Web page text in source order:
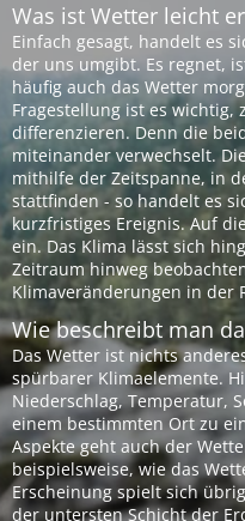
Was ist Wetter leicht
Einfach gesagt, handelt es
der uns umgibt. Es regnet,
häufig auch das Wetter
Fragestellung ist es wichtig,
differenzieren. Denn die
miteinander verwechselt.
mithilfe der Zeitspanne, in
stattfinden - so handelt es
kurzfristiges Ereignis. Auf
ein. Das Klima lässt sich
Zeitraum hinweg
Klimaveränderungen in der
Wie beschreibt man
Das Wetter ist nichts
spürbarer Klimaelemente.
Niederschlag, Temperatur,
einem bestimmten Ort zu
Aspekte geht auch der
beispielsweise, wie das
Erscheinung spielt sich
der untersten Schicht der